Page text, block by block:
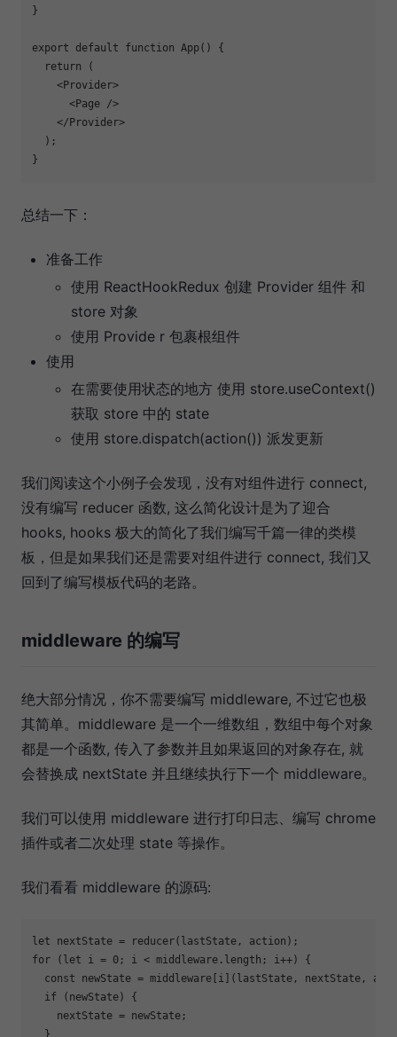
}
export default function App( ) {
return (
<Provider>
<Page />
</ Provider>
  );
总结一下：
准备工作
使用 ReactHookRedux 创建 Provider 组件 和
store 对象
使用 Provide r 包裹根组件
使用
在需要使用状态的地方 使用 store.useContext()
获取 store 中的 state
使用 store.dispatch(action()) 派发更新
我们阅读这个小例子会发现，没有对组件进行 connect,
没有编写 reducer 函数, 这么简化设计是为了迎合
hooks, hooks 极大的简化了我们编写千篇一律的类模
板，但是如果我们还是需要对组件进行 connect, 我们又
回到了编写模板代码的老路。
middleware 的编写
绝大部分情况，你不需要编写 middleware, 不过它也极
其简单。middleware 是一个一维数组，数组中每个对象
都是一个函数, 传入了参数并且如果返回的对象存在, 就
会替换成 nextState 并且继续执行下一个 middleware。
我们可以使用 middleware 进行打印日志、编写 chrome
插件或者二次处理 state 等操作。
我们看看 middleware 的源码:
let
for ( let i = 0 ; i < middleware.length; i++) {
const newState = middleware[i](lastState, nextState,
if (newState) {
    nextState = newState;